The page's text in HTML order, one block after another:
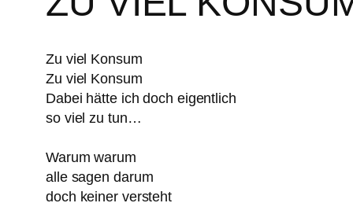
Zu viel Konsum
Zu viel Konsum
Dabei hätte ich doch eigentlich
so viel zu tun…
Warum warum
alle sagen darum
doch keiner versteht